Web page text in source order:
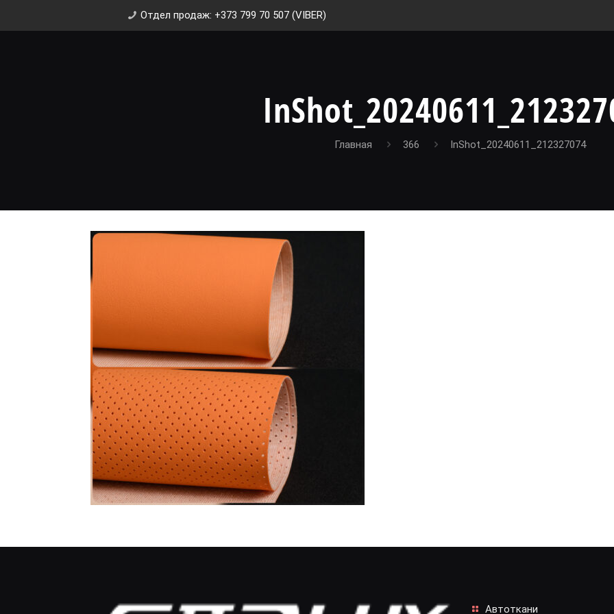
Отдел продаж: +373 799 70 507 (VIBER)
Главная 366 InShot_20240611_212327074
Автоткани